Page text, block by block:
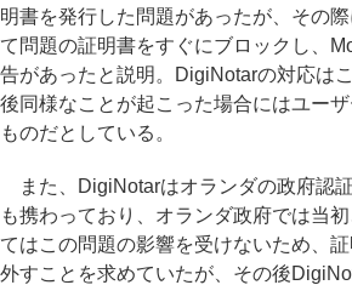
明書を発行した問題があったが、その
て問題の証明書をすぐにブロックし、
告があったと説明。DigiNotarの対応は
後同様なことが起こった場合にはユー
ものだとしている。
また、DigiNotarはオランダの政府認
も携わっており、オランダ政府では当
てはこの問題の影響を受けないため、
外すことを求めていたが、その後